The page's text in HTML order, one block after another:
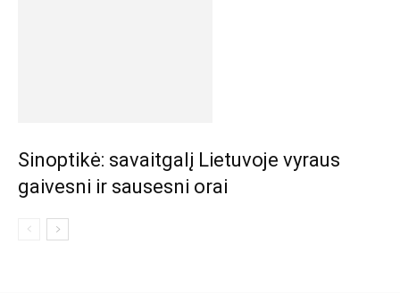
Sinoptikė: savaitgalį Lietuvoje vyraus
gaivesni ir sausesni orai